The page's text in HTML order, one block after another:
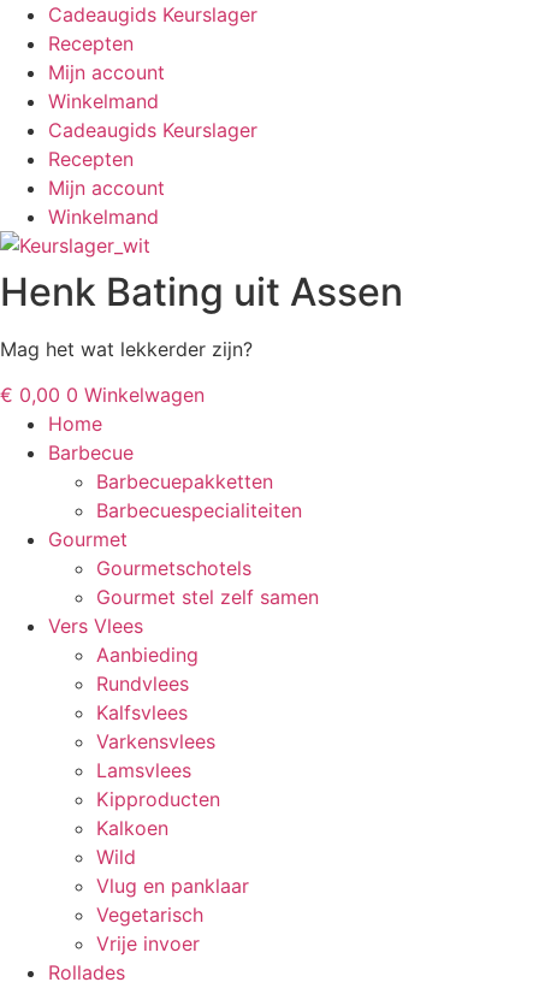
naar
inhoud
Cadeaugids Keurslager
Recepten
Mijn account
Winkelmand
Cadeaugids Keurslager
Recepten
Mijn account
Winkelmand
Henk Bating uit Assen
Mag het wat lekkerder zijn?
€ 0,00 0 Winkelwagen
Home
Barbecue
Barbecuepakketten
Barbecuespecialiteiten
Gourmet
Gourmetschotels
Gourmet stel zelf samen
Vers Vlees
Aanbieding
Rundvlees
Kalfsvlees
Varkensvlees
Lamsvlees
Kipproducten
Kalkoen
Wild
Vlug en panklaar
Vegetarisch
Vrije invoer
Rollades